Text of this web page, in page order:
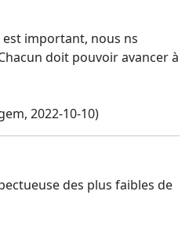
est important, nous ns
doit pouvoir avancer à
2022-10-10)
des plus faibles de